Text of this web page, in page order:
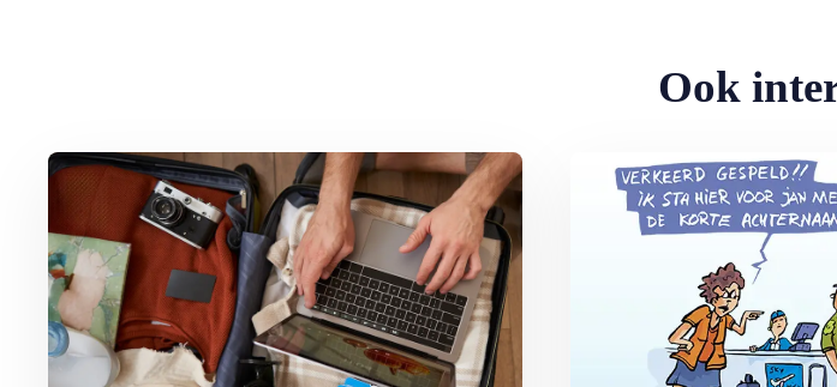
Ook
Lees meer over Privacy op vakantie: waar moet je op letten? Lees meer over Vliegticket